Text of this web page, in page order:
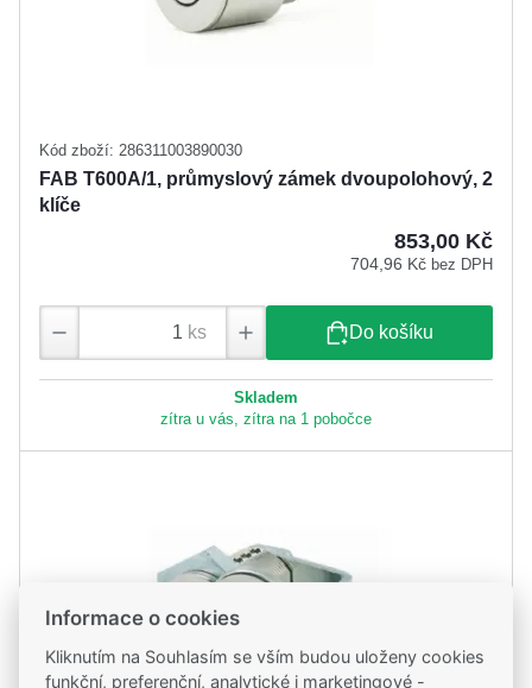
Kód zboží: 286311003890030
FAB T600A/1, průmyslový zámek dvoupolohový, 2
klíče
853,00 Kč
704,96 Kč bez DPH
ks Do košíku
Skladem
zítra u vás, zítra na 1 pobočce
Informace o cookies
Kliknutím na Souhlasím se vším budou uloženy cookies
funkční, preferenční, analytické i marketingové -